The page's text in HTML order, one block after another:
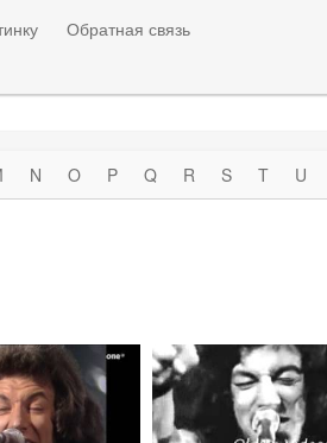
Обратная связь
N O P Q R S T U